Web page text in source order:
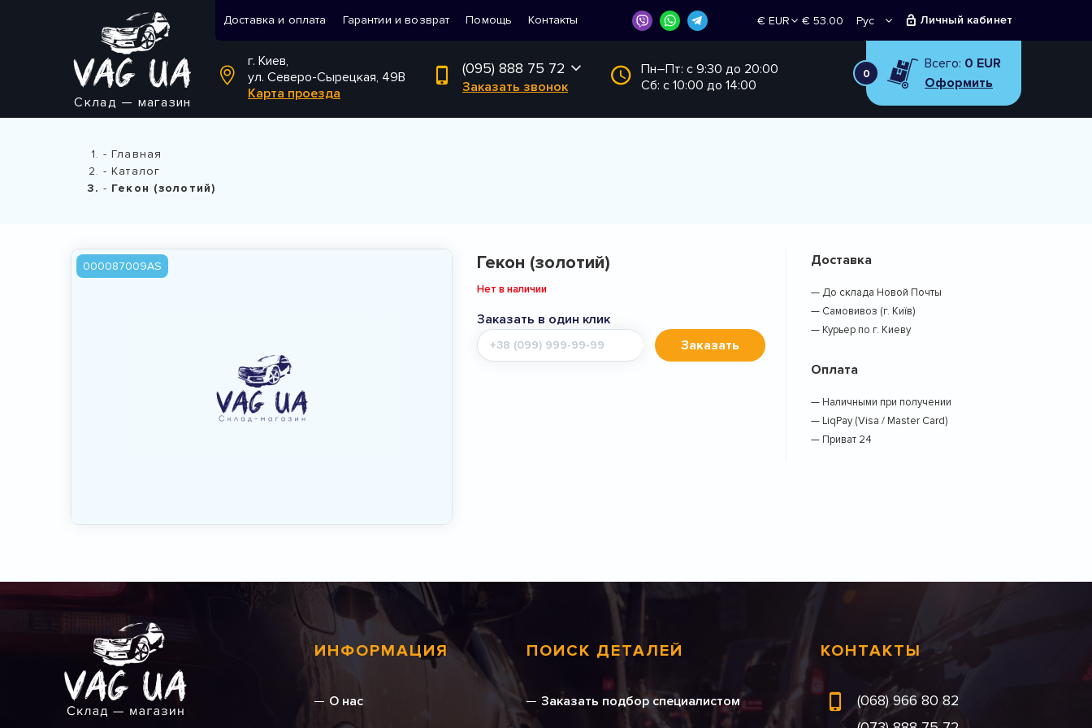
Склад — магазин
Доставка и оплата Гарантии и возврат Помощь Контакты
€ EUR
€ 53.00
Рус Личный кабинет
г. Киев,
ул. Северо-Сырецкая, 49В
Карта проезда
(095) 888 75 72
Заказать звонок
Пн–Пт: с 9:30 до 20:00
Сб: с 10:00 до 14:00
0
Всего: 0 EUR
Оформить
Главная
Каталог
Гекон (золотий)
000087009AS Гекон (золотий)
Нет в наличии
Заказать в один клик
Мобильный
телефон
Заказать
Доставка
— До склада Новой Почты
— Самовивоз (г. Київ)
— Курьер по г. Киеву
Оплата
— Наличными при получении
— LiqPay (Visa / Master Card)
— Приват 24
ИНФОРМАЦИЯ
О нас
ПОИСК ДЕТАЛЕЙ
Заказать подбор специалистом
КОНТАКТЫ
(068) 966 80 82